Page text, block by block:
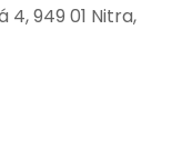
949 01 Nitra,